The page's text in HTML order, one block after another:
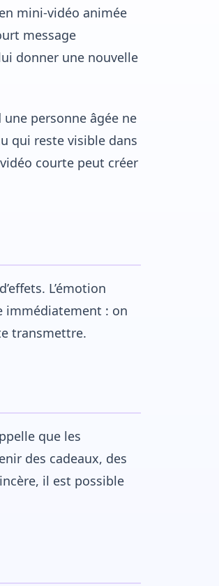
mini-vidéo animée
message
donner une nouvelle
personne âgée ne
qui reste visible dans
courte peut créer
L’émotion
immédiatement : on
transmettre.
que les
des cadeaux, des
il est possible